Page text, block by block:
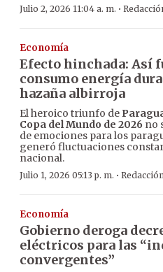
Julio 2, 2026 11:04 a. m. ·
Economía
Efecto hinchada: Así
consumo energía
hazaña albirroja
El heroico triunfo de
Copa del Mundo de 2026 no
de emociones para los
generó fluctuaciones
nacional.
Julio 1, 2026 05:13 p. m. ·
Economía
Gobierno deroga
eléctricos para las
convergentes”